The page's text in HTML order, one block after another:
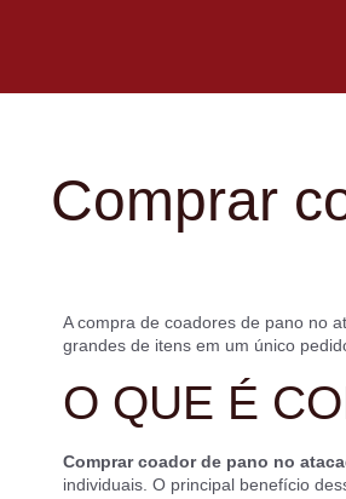
Comprar
A compra de coadores de pano no
grandes de itens em um único
O QUE É
Comprar coador de pano no
individuais. O principal benefício